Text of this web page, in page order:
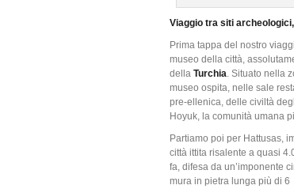
Viaggio tra siti
Prima tappa del nostro
museo della città,
della Turchia. Situato nella
museo ospita, nelle sale
pre-ellenica, delle civiltà
Hoyuk, la comunità umana
Partiamo poi per Hattusas,
città ittita risalente a quasi
fa, difesa da un’imponente
mura in pietra lunga più di 6